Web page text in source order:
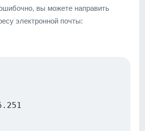
вы можете направить
электронной почты: